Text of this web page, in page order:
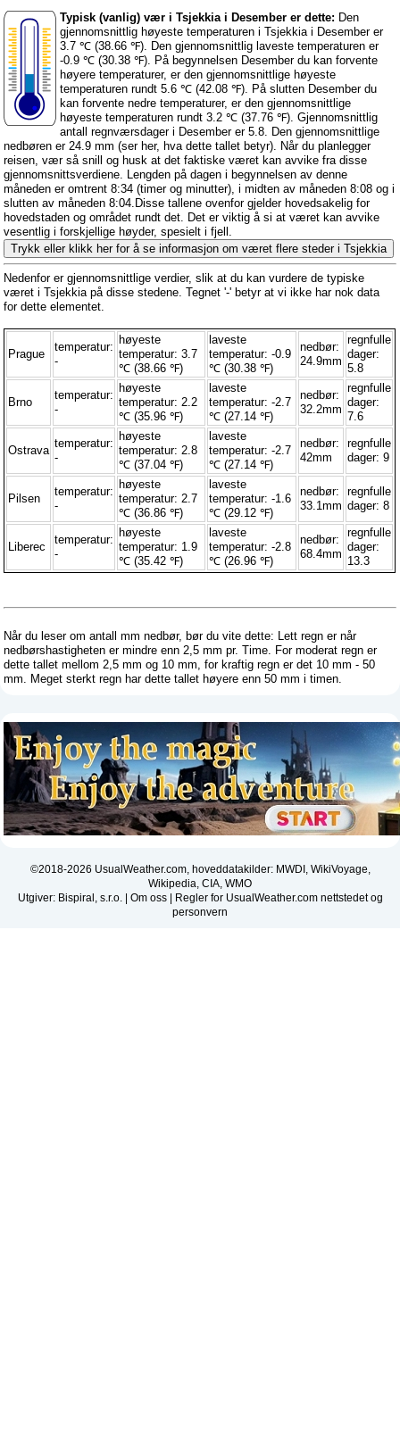
Typisk (vanlig) vær i Tsjekkia i Desember er dette: Den
gjennomsnittlig høyeste temperaturen i Tsjekkia i Desember er
3.7 ℃ (38.66 ℉). Den gjennomsnittlig laveste temperaturen er
-0.9 ℃ (30.38 ℉). På begynnelsen Desember du kan forvente
høyere temperaturer, er den gjennomsnittlige høyeste
temperaturen rundt 5.6 ℃ (42.08 ℉). På slutten Desember du
kan forvente nedre temperaturer, er den gjennomsnittlige
høyeste temperaturen rundt 3.2 ℃ (37.76 ℉). Gjennomsnittlig
antall regnværsdager i Desember er 5.8. Den gjennomsnittlige
nedbøren er 24.9 mm (ser her, hva dette tallet betyr). Når du planlegger
reisen, vær så snill og husk at det faktiske været kan avvike fra disse
gjennomsnittsverdiene. Lengden på dagen i begynnelsen av denne
måneden er omtrent 8:34 (timer og minutter), i midten av måneden 8:08 og i
slutten av måneden 8:04.Disse tallene ovenfor gjelder hovedsakelig for
hovedstaden og området rundt det. Det er viktig å si at været kan avvike
vesentlig i forskjellige høyder, spesielt i fjell.
Trykk eller klikk her for å se informasjon om været flere steder i Tsjekkia
Nedenfor er gjennomsnittlige verdier, slik at du kan vurdere de typiske
været i Tsjekkia på disse stedene. Tegnet '-' betyr at vi ikke har nok data
for dette elementet.
Prague
temperatur:
-
høyeste
temperatur: 3.7
℃ (38.66 ℉)
laveste
temperatur: -0.9
℃ (30.38 ℉)
nedbør:
24.9mm
regnfulle
dager:
5.8
Brno
temperatur:
-
høyeste
temperatur: 2.2
℃ (35.96 ℉)
laveste
temperatur: -2.7
℃ (27.14 ℉)
nedbør:
32.2mm
regnfulle
dager:
7.6
Ostrava
temperatur:
-
høyeste
temperatur: 2.8
℃ (37.04 ℉)
laveste
temperatur: -2.7
℃ (27.14 ℉)
nedbør:
42mm
regnfulle
dager: 9
Pilsen
temperatur:
-
høyeste
temperatur: 2.7
℃ (36.86 ℉)
laveste
temperatur: -1.6
℃ (29.12 ℉)
nedbør:
33.1mm
regnfulle
dager: 8
Liberec
temperatur:
-
høyeste
temperatur: 1.9
℃ (35.42 ℉)
laveste
temperatur: -2.8
℃ (26.96 ℉)
nedbør:
68.4mm
regnfulle
dager:
13.3
Når du leser om antall mm nedbør, bør du vite dette: Lett regn er når
nedbørshastigheten er mindre enn 2,5 mm pr. Time. For moderat regn er
dette tallet mellom 2,5 mm og 10 mm, for kraftig regn er det 10 mm - 50
mm. Meget sterkt regn har dette tallet høyere enn 50 mm i timen.
©2018-2026 UsualWeather.com, hoveddatakilder: MWDI, WikiVoyage,
Wikipedia, CIA, WMO
Utgiver: Bispiral, s.r.o. | Om oss| Regler for UsualWeather.com nettstedet og
personvern